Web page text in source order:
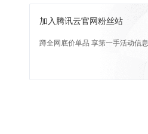
加入腾讯云官网粉丝站
蹲全网底价单品 享第一手活动信息